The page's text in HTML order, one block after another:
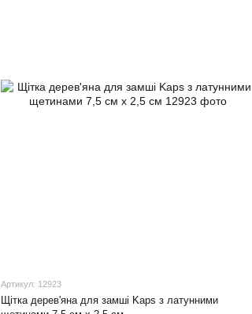
Артикул: 12923
Щітка дерев'яна для замші Kaps з латунними